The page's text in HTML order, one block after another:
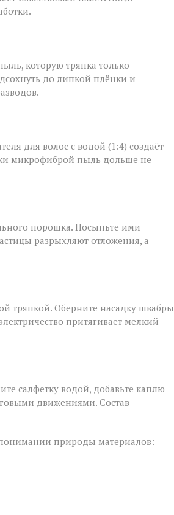
которую тряпка только
до липкой плёнки и
для волос с водой (1:4) создаёт
микрофиброй пыль дольше не
порошка. Посыпьте ими
разрыхляют отложения, а
тряпкой. Оберните насадку швабры
притягивает мелкий
салфетку водой, добавьте каплю
движениями. Состав
природы материалов: